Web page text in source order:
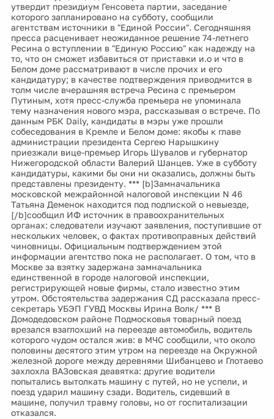
утвердит президиум Генсовета партии, заседание
которого запланировано на субботу, сообщили
агентствам источники в "Единой России". Сегодняшняя
пресса расценивает неожиданное решение 74-летнего
Ресина о вступлении в "Единую Россию" как надежду на
то, что он сможет избавиться от приставки и.о и что в
Белом доме рассматривают в числе прочих и его
кандидатуру; в качестве подтверждения приводмится в
толм числе вчерашняя встреча Ресина с премьером
Путиным, хотя пресс-служба премьера не упоминала
тему назначения нового мэра, рассказывая о встрече. По
данным РБК Daily, кандидаты в мэры уже прошли
собеседования в Кремле и Белом доме: якобы к главе
администрации президента Сергею Нарышкину
приезжали вице-премьер Игорь Шувалов и губернатор
Нижегородской области Валерий Шанцев. Уже в субботу
кандидатуры, какими бы они ни оказались, должны быть
представлены президенту. *** [b]Замначальника
московской межрайонной налоговой инспекции N 46
Татьяна Деменок находится под подпиской о невыезде,
[/b]сообщил ИФ источник в правоохранительных
органах: следователи изучают заявления, поступившие от
нескольких человек, о фактах противоправных действий
чиновницы. Официальным подтверждением этой
информации агентство пока не располагает. О том, что в
Москве за взятку задержана замначальника
единственной в городе налоговой инспекции,
регистрирующей новые фирмы, стало известно этим
утром. Обстоятельства задержания СД рассказала пресс-
секретарь УБЭП ГУВД Москвы Ирина Волк/ *** В
Домодедовском районе Подмосковья товарный поезд
врезался взаглохший на переезде автомобиль, водитель
которого чудом остался жив: в МЧС сообщили, что около
половины десятого этим утром на переезде на Окружной
железной дороге между деревнями Шибанцево и Глотаево
захлохла ВАЗовская деавятка: другие водители
попытались вытолкать машину с путей, но не успели, и
поезд ударил машину сзади. Водитель, сидевший в
машине, получил травму головы, но от госпитализации
отказался.